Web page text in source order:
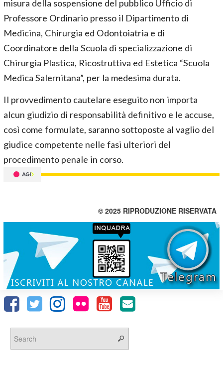
misura della sospensione del pubblico Ufficio di
Professore Ordinario presso il Dipartimento di
Medicina, Chirurgia ed Odontoiatria e di
Coordinatore della Scuola di specializzazione di
Chirurgia Plastica, Ricostruttiva ed Estetica “Scuola
Medica Salernitana”, per la medesima durata.
Il provvedimento cautelare eseguito non importa
alcun giudizio di responsabilità definitivo e le accuse,
così come formulate, saranno sottoposte al vaglio del
giudice competente nelle fasi ulteriori del
procedimento penale in corso.
© 2025 RIPRODUZIONE RISERVATA